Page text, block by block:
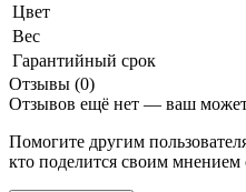
Цвет
Вес
Гарантийный срок
Отзывы (0)
Отзывов ещё нет — ваш может
Помогите другим
кто поделится своим мнением